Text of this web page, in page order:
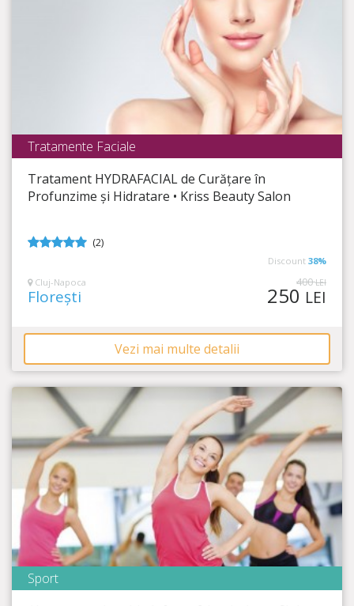
Timp Rămas
27:30:43
Tratamente Faciale
Tratament HYDRAFACIAL de Curățare în
Profunzime și Hidratare • Kriss Beauty Salon
(2)
Discount 38%
Cluj-Napoca
Florești
400LEI
250 LEI
Vezi mai multe detalii
Sport